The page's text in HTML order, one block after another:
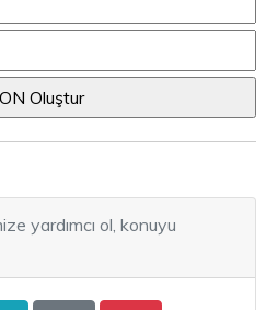
yardımcı ol, konuyu